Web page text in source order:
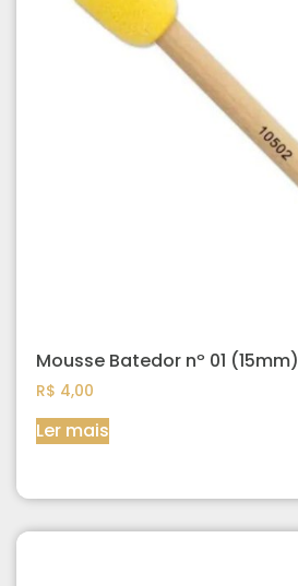
Mousse Batedor nº 01 (15mm)
R$ 4,00
Ler mais